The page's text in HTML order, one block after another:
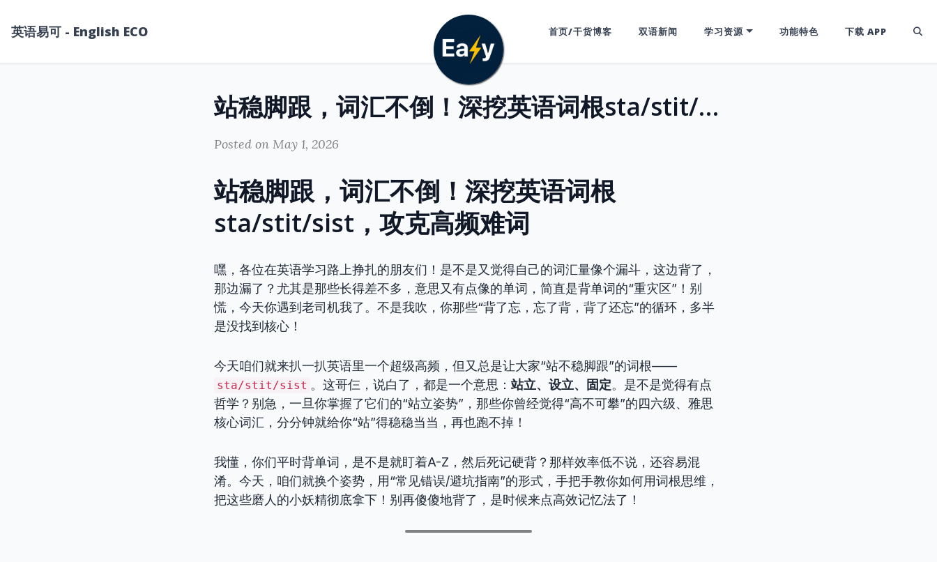
英语易可 - English ECO 首页/干货博客 双语新闻 学习资源 功能特色 下载 APP
站稳脚跟，词汇不倒！深挖英语词根sta/stit/sist，攻克高频难词
Posted on May 1, 2026
站稳脚跟，词汇不倒！深挖英语词根
sta/stit/sist，攻克高频难词
嘿，各位在英语学习路上挣扎的朋友们！是不是又觉得自己的词汇量像个漏斗，这边背了，
那边漏了？尤其是那些长得差不多，意思又有点像的单词，简直是背单词的“重灾区”！别
慌，今天你遇到老司机我了。不是我吹，你那些“背了忘，忘了背，背了还忘”的循环，多半
是没找到核心！
今天咱们就来扒一扒英语里一个超级高频，但又总是让大家“站不稳脚跟”的词根——
sta/stit/sist 。这哥仨，说白了，都是一个意思： 站立、设立、固定。是不是觉得有点
哲学？别急，一旦你掌握了它们的“站立姿势”，那些你曾经觉得“高不可攀”的四六级、雅思
核心词汇，分分钟就给你“站”得稳稳当当，再也跑不掉！
我懂，你们平时背单词，是不是就盯着A-Z，然后死记硬背？那样效率低不说，还容易混
淆。今天，咱们就换个姿势，用“常见错误/避坑指南”的形式，手把手教你如何用词根思维，
把这些磨人的小妖精彻底拿下！别再傻傻地背了，是时候来点高效记忆法了！